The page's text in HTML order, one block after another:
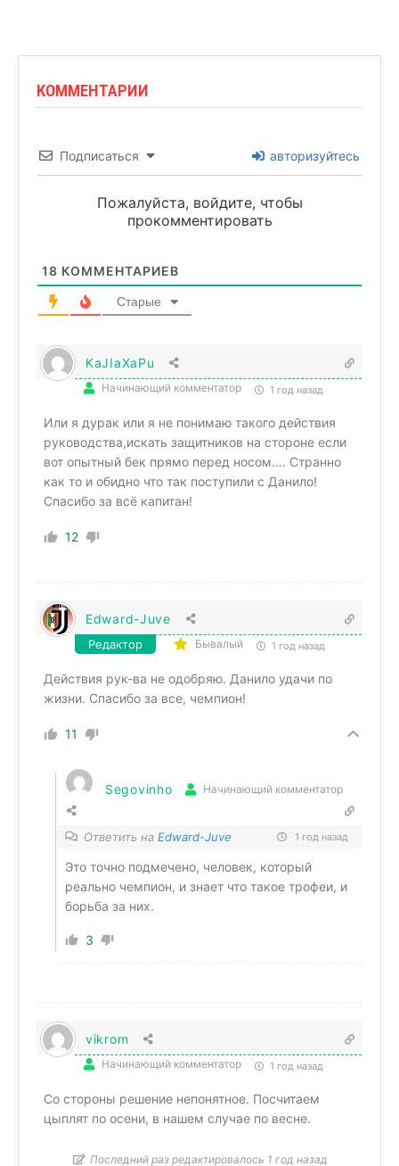
КОММЕНТАРИИ
Подписаться авторизуйтесь
Пожалуйста, войдите, чтобы
прокомментировать
18 КОММЕНТАРИЕВ
Старые
KaJIaXaPu
Начинающий комментатор 1 год назад
Или я дурак или я не понимаю такого действия
руководства,искать защитников на стороне если
вот опытный бек прямо перед носом…. Странно
как то и обидно что так поступили с Данило!
Спасибо за всё капитан!
12
Edward-Juve
Редактор Бывалый 1 год назад
Действия рук-ва не одобряю. Данило удачи по
жизни. Спасибо за все, чемпион!
11
Segovinho Начинающий комментатор
Ответить на Edward-Juve 1 год назад
Это точно подмечено, человек, который
реально чемпион, и знает что такое трофеи, и
борьба за них.
3
vikrom
Начинающий комментатор 1 год назад
Со стороны решение непонятное. Посчитаем
цыплят по осени, в нашем случае по весне.
Последний раз редактировалось 1 год назад